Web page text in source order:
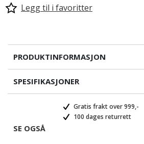
Legg til i favoritter
PRODUKTINFORMASJON
SPESIFIKASJONER
Gratis frakt over 999,-
100 dages returrett
SE OGSÅ